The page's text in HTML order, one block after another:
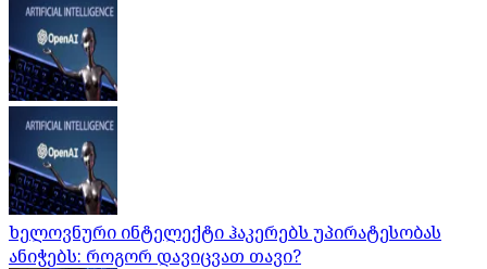
ხელოვნური ინტელექტი ჰაკერებს უპირატესობას
ანიჭებს: როგორ დავიცვათ თავი?